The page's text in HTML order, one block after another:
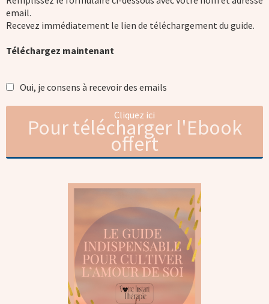
email.
Recevez immédiatement le lien de téléchargement du guide.
Téléchargez maintenant
Oui, je consens à recevoir des emails
Cliquez ici
Pour télécharger l'Ebook
offert